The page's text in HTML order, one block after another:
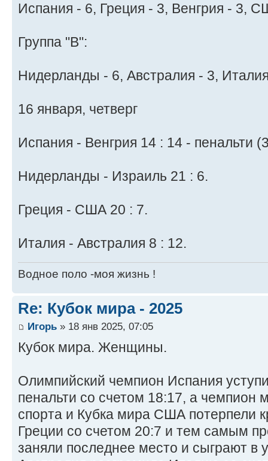
Испания - 6, Греция - 3, Венгрия - 3,
Группа "B":
Нидерланды - 6, Австралия - 3,
16 января, четверг
Испания - Венгрия 14 : 14 - пенальти
Нидерланды - Израиль 21 : 6.
Греция - США 20 : 7.
Италия - Австралия 8 : 12.
Водное поло -моя жизнь !
Re: Кубок мира - 2025
Игорь » 18 янв 2025, 07:05
Кубок мира. Женщины.
Олимпийский чемпион Испания
пенальти со счетом 18:17, а
спорта и Кубка мира США потерпели
Греции со счетом 20:7 и тем самым
заняли последнее место и сыграют в